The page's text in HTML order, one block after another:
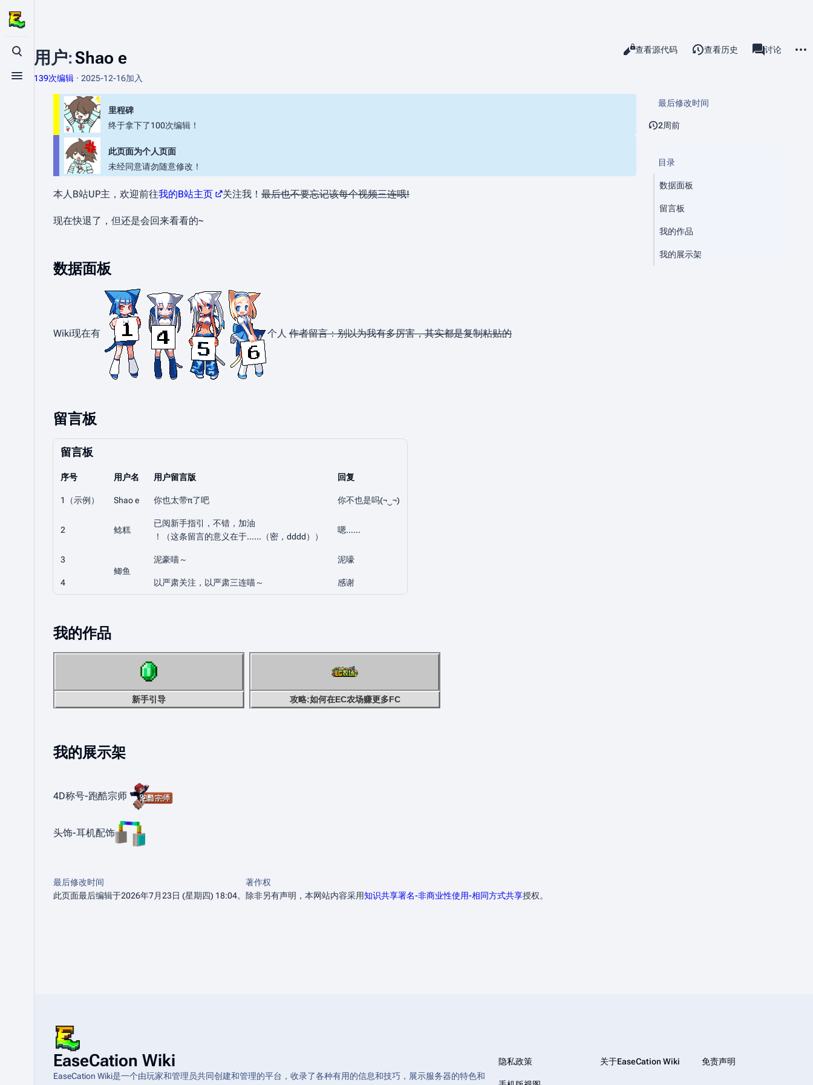
打开/关闭搜索
打开/关闭菜单
用户:Shao e
139次编辑 2025-12-16加入
查看阅读
查看源代码 查看历史 associated-
用户页
讨论
里程碑
终于拿下了100次编辑！
此页面为个人页面
未经同意请勿随意修改！
本人B站UP主，欢迎前往我的B站主页 关注我！ 最后也不要忘记该每个视频三连哦!
现在快退了，但还是会回来看看的~
数据面板
Wiki现在有 个人 作者留言：别以为我有多厉害，其实都是复制粘贴的
留言板
留言板
序号 用户名 用户留言版 回复
1（示例） Shao e 你也太带π了吧 你不也是吗(¬‿¬)
2 鲶糕
已阅新手指引，不错，加油
！（这条留言的意义在于……（密，dddd））
嗯……
3
鲫鱼
泥豪喵～ 泥嚎
4 以严肃关注，以严肃三连喵～ 感谢
我的作品
新手引导 攻略:如何在EC农场赚更多FC
我的展示架
4D称号-跑酷宗师
头饰-耳机配饰
最后修改时间
2周前
目录
数据面板
留言板
我的作品
我的展示架
最后修改时间
此页面最后编辑于2026年7月23日 (星期四) 18:04。
著作权
除非另有声明，本网站内容采用知识共享署名-非商业性使用-相同方式共享授权。
EaseCation Wiki
EaseCation Wiki是一个由玩家和管理员共同创建和管理的平台，收录了各种有用的信息和技巧，展示服务器的特色和
隐私政策 关于EaseCation Wiki 免责声明